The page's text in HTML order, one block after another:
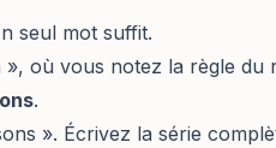
seul mot suffit.
où vous notez la règle du
.
». Écrivez la série